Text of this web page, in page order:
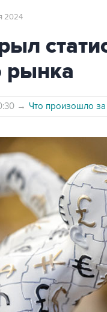
2024
рынка
→ Что произошло за